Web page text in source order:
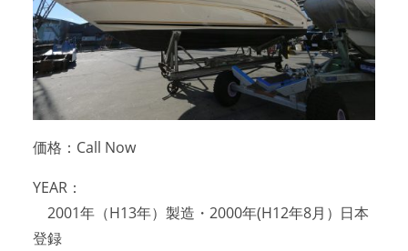
Links
リンク
価格：Call Now
YEAR：
2001年（H13年）製造・2000年(H12年8月）日本
登録